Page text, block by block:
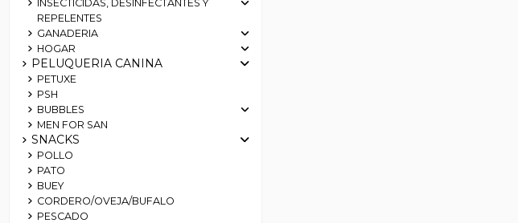
INSECTICIDAS, DESINFECTANTES Y
REPELENTES
GANADERIA
HOGAR
PELUQUERIA CANINA
PETUXE
PSH
BUBBLES
MEN FOR SAN
SNACKS
POLLO
PATO
BUEY
CORDERO/OVEJA/BUFALO
PESCADO